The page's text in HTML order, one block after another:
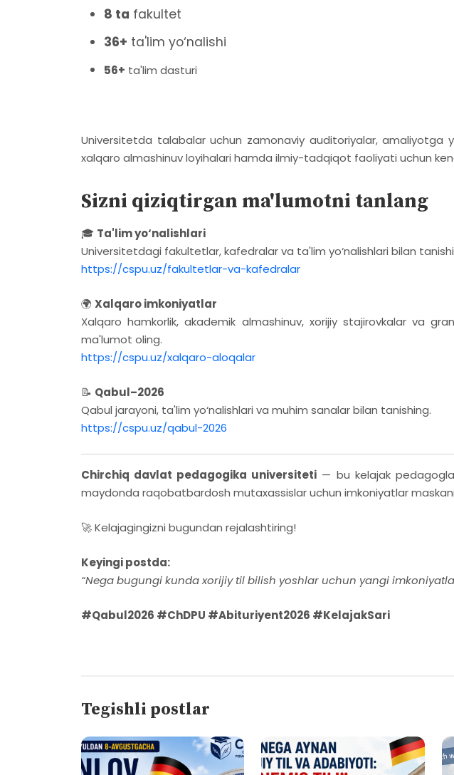
8 ta fakultet
36+ ta'lim yo‘nalishi
56+ ta'lim dasturi
Universitetda talabalar uchun zamonaviy auditoriyalar, amaliyotga
xalqaro almashinuv loyihalari hamda ilmiy-tadqiqot faoliyati uchun
Sizni qiziqtirgan ma'lumotni tanlang
🎓 Ta'lim yo‘nalishlari
Universitetdagi fakultetlar, kafedralar va ta'lim yo‘nalishlari bilan
https://cspu.uz/fakultetlar-va-kafedralar
🌍 Xalqaro imkoniyatlar
Xalqaro hamkorlik, akademik almashinuv, xorijiy stajirovkalar va
ma'lumot oling.
https://cspu.uz/xalqaro-aloqalar
📝 Qabul–2026
Qabul jarayoni, ta'lim yo‘nalishlari va muhim sanalar bilan tanishing.
https://cspu.uz/qabul-2026
Chirchiq davlat pedagogika universiteti — bu kelajak
maydonda raqobatbardosh mutaxassislar uchun imkoniyatlar
🚀 Kelajagingizni bugundan rejalashtiring!
Keyingi postda:
“Nega bugungi kunda xorijiy til bilish yoshlar uchun yangi
#Qabul2026 #ChDPU #Abituriyent2026 #KelajakSari
Tegishli postlar